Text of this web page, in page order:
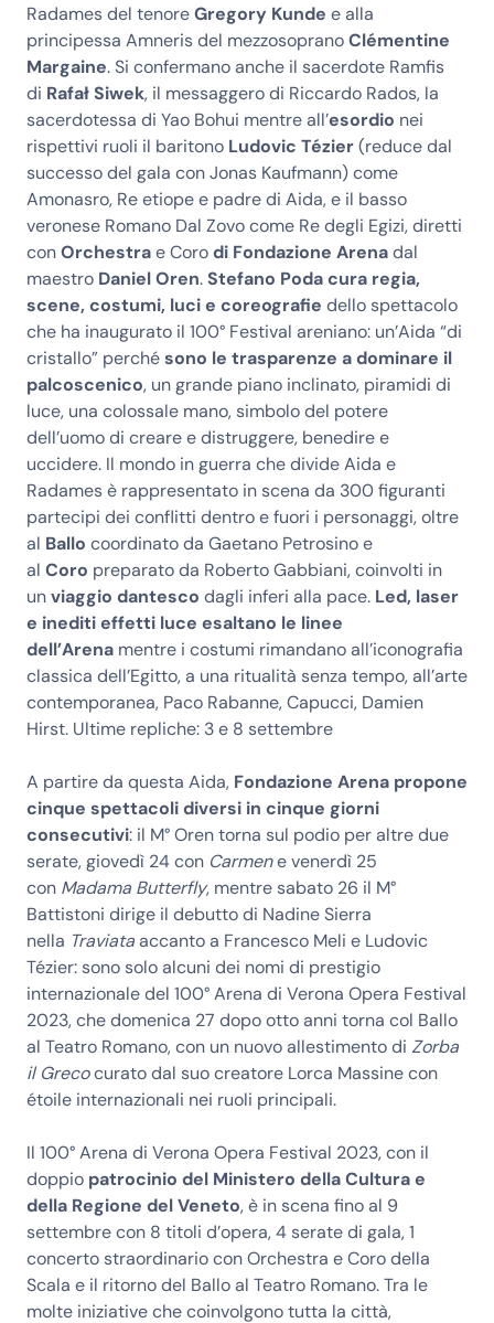
Radames del tenoreGregory Kunde e alla
principessa Amneris del mezzosopranoClémentine
Margaine. Si confermano anche il sacerdote Ramfis
di Rafał Siwek, il messaggero di Riccardo Rados, la
sacerdotessa di Yao Bohui mentre all’esordio nei
rispettivi ruoli il baritono Ludovic Tézier(reduce dal
successo del gala con Jonas Kaufmann) come
Amonasro, Re etiope e padre di Aida, e il basso
veronese Romano Dal Zovo come Re degli Egizi, diretti
conOrchestrae Corodi Fondazione Arenadal
maestro Daniel Oren.Stefano Poda cura regia,
scene, costumi, luci e coreografie dello spettacolo
che ha inaugurato il 100° Festival areniano: un’Aida “di
cristallo” perchésono le trasparenze a dominare il
palcoscenico, un grande piano inclinato, piramidi di
luce, una colossale mano, simbolo del potere
dell’uomo di creare e distruggere, benedire e
uccidere. Il mondo in guerra che divide Aida e
Radames è rappresentato in scena da 300 figuranti
partecipi dei conflitti dentro e fuori i personaggi, oltre
al Ballo coordinato da Gaetano Petrosino e
al Coro preparato da Roberto Gabbiani, coinvolti in
unviaggio dantesco dagli inferi alla pace. Led, laser
e inediti effetti luce esaltano le linee
dell’Arena mentre i costumi rimandano all’iconografia
classica dell’Egitto, a una ritualità senza tempo, all’arte
contemporanea, Paco Rabanne, Capucci, Damien
Hirst. Ultime repliche: 3 e 8 settembre
A partire da questa Aida, Fondazione Arena propone
cinque spettacoli diversi in cinque giorni
consecutivi: il M° Oren torna sul podio per altre due
serate, giovedì 24 con Carmene venerdì 25
con Madama Butterfly, mentre sabato 26 il M°
Battistoni dirige il debutto di Nadine Sierra
nella Traviataaccanto a Francesco Meli e Ludovic
Tézier: sono solo alcuni dei nomi di prestigio
internazionale del 100° Arena di Verona Opera Festival
2023, che domenica 27 dopo otto anni torna col Ballo
al Teatro Romano, con un nuovo allestimento di Zorba
il Grecocurato dal suo creatore Lorca Massine con
étoile internazionali nei ruoli principali.
Il 100° Arena di Verona Opera Festival 2023, con il
doppio patrocinio del Ministero della Cultura e
della Regione del Veneto, è in scena fino al 9
settembre con 8 titoli d’opera, 4 serate di gala, 1
concerto straordinario con Orchestra e Coro della
Scala e il ritorno del Ballo al Teatro Romano. Tra le
molte iniziative che coinvolgono tutta la città,